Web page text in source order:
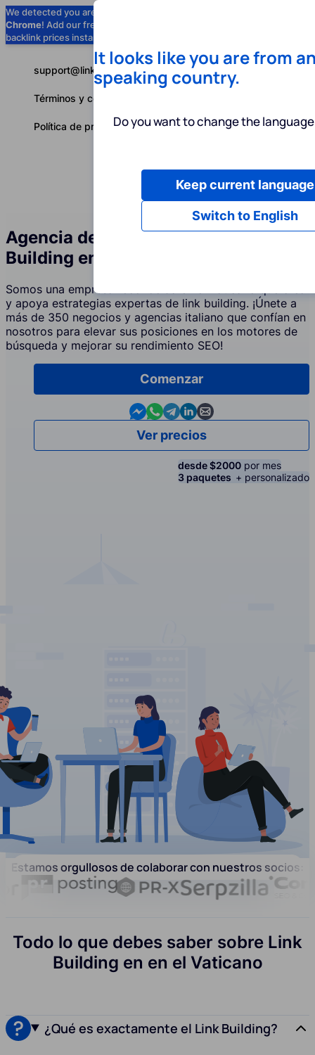
We detected you are using
Chrome! Add our free extension to check
backlink prices instantly as you browse.
Servicios
Español
support@linkbuilder.com
Términos y condiciones
Política de privacidad
Agencia de Servicios de Link
Building en el Vaticano
Somos una empresa reconocida en el Vaticano que crea
y apoya estrategias expertas de link building. ¡Únete a
más de 350 negocios y agencias italiano que confían en
nosotros para elevar sus posiciones en los motores de
búsqueda y mejorar su rendimiento SEO!
Comenzar
Contact us in Messenger
Contact us in WhatsApp
Contact us in Telegram
Contact us in Linkedin
Contact us by email
Ver precios
desde $2000 por mes
3 paquetes + personalizado
Estamos orgullosos de colaborar con nuestros socios:
Todo lo que debes saber sobre Link
Building en en el Vaticano
¿Qué es exactamente el Link Building?
It looks like you are from
speaking country.
Do you want to change the
Switch to English
Keep current language